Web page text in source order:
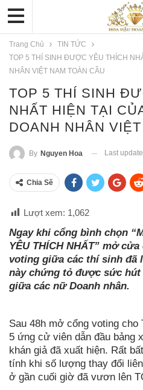
Trang Chủ
TIN TỨC
TOP 5 THÍ SINH ĐƯỢC YÊU THÍCH
NHÂN VIỆT NAM TOÀN CẦU
TOP 5 THÍ SINH
NHẤT HIỆN TẠI
DOANH NHÂN
By Nguyen Hoa Last
Chia Sẽ
Lượt xem: 1,062
Ngay khi cổng bình chọn
YÊU THÍCH NHẤT” mở
voting giữa các thí sinh đã
này chứng tỏ được sức hút
giữa các nữ Doanh nhân.
Sau 48h mở cổng voting cho
5 ứng cử viên dẫn đầu bảng
khán giả đã xuất hiện. Rất
tính khi số lượng thay đổi
ở gần cuối giờ đã vươn lên